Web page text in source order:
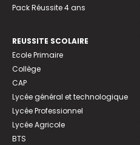
Pack Réussite 4 ans
REUSSITE SCOLAIRE
Ecole Primaire
Collège
CAP
Lycée général et technologique
Lycée Professionnel
Lycée Agricole
BTS